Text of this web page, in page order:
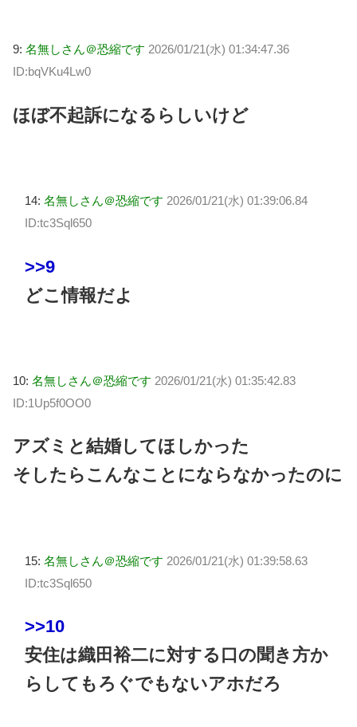
9: 名無しさん＠恐縮です 2026/01/21(水) 01:34:47.36
ID:bqVKu4Lw0
ほぼ不起訴になるらしいけど
14: 名無しさん＠恐縮です 2026/01/21(水) 01:39:06.84
ID:tc3Sql650
>>9
どこ情報だよ
10: 名無しさん＠恐縮です 2026/01/21(水) 01:35:42.83
ID:1Up5f0OO0
アズミと結婚してほしかった
そしたらこんなことにならなかったのに
15: 名無しさん＠恐縮です 2026/01/21(水) 01:39:58.63
ID:tc3Sql650
>>10
安住は織田裕二に対する口の聞き方か
らしてもろぐでもないアホだろ